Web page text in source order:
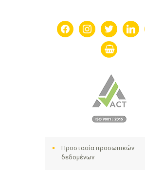
facebookinstagramtwitter linkedin
shopping-
basket
Προστασία προσωπικών
δεδομένων